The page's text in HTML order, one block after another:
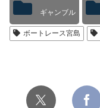
ギャンブル
ボートレース宮島